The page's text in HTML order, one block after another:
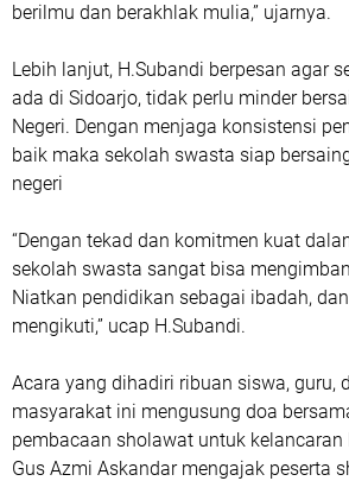
berilmu dan berakhlak mulia,” ujarnya.
Lebih lanjut, H.Subandi berpesan agar
ada di Sidoarjo, tidak perlu minder
Negeri. Dengan menjaga konsistensi
baik maka sekolah swasta siap
negeri
“Dengan tekad dan komitmen kuat
sekolah swasta sangat bisa
Niatkan pendidikan sebagai ibadah,
mengikuti,” ucap H.Subandi.
Acara yang dihadiri ribuan siswa, guru,
masyarakat ini mengusung doa
pembacaan sholawat untuk kelancaran
Gus Azmi Askandar mengajak peserta